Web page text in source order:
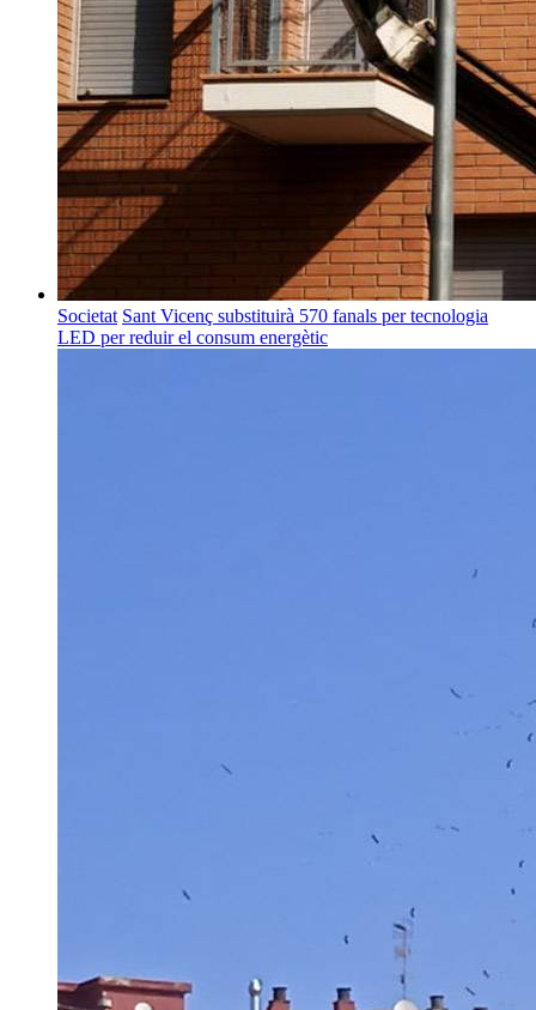
Societat Sant Vicenç substituirà 570 fanals per tecnologia
LED per reduir el consum energètic